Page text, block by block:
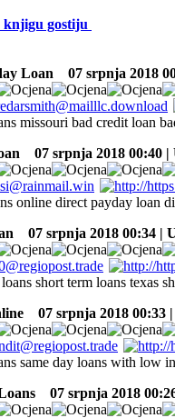
knjigu gostiju
Loan 07 srpnja 2018
missouri bad credit loan
07 srpnja 2018 00:40 |
online direct payday loan
07 srpnja 2018 00:34 |
short term loans texas
07 srpnja 2018 00:33
same day loans with low
07 srpnja 2018